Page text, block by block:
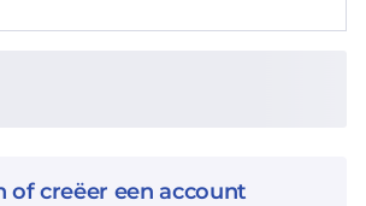
of creëer een account